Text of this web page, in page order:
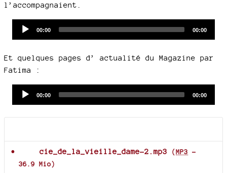
l’accompagnaient.
Current
00:00
Total
00:00
Et quelques pages d’ actualité du Magazine par
Fatima :
Current
00:00
Total
00:00
cie_de_la_vieille_dame-2.mp3 (MP3 -
36.9 Mio)